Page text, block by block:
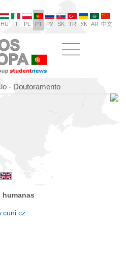
HU IT PL PT РУ SK TR УК AR 中文
- Doutoramento
humanas